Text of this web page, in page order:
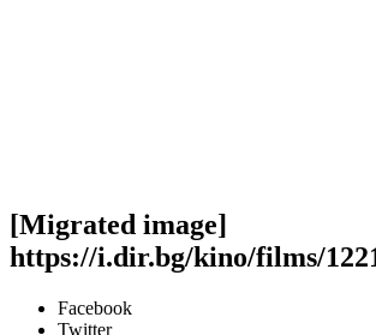
[Migrated image]
https://i.dir.bg/kino/films/
Facebook
Twitter